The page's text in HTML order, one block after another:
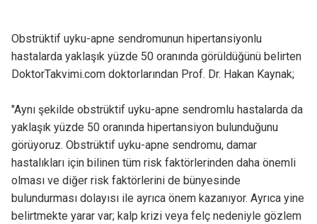
Obstrüktif uyku-apne sendromunun hipertansiyonlu
hastalarda yaklaşık yüzde 50 oranında görüldüğünü belirten
DoktorTakvimi.com doktorlarından Prof. Dr. Hakan Kaynak;
"Aynı şekilde obstrüktif uyku-apne sendromlu hastalarda da
yaklaşık yüzde 50 oranında hipertansiyon bulunduğunu
görüyoruz. Obstrüktif uyku-apne sendromu, damar
hastalıkları için bilinen tüm risk faktörlerinden daha önemli
olması ve diğer risk faktörlerini de bünyesinde
bulundurması dolayısı ile ayrıca önem kazanıyor. Ayrıca yine
belirtmekte yarar var; kalp krizi veya felç nedeniyle gözlem